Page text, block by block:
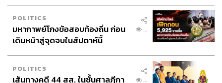
POLITICS
มหากาพย์โกงข้อสอบท้องถิ่น ก่อน
เดินหน้าสู่จุดจบในสัปดาห์นี้
...
POLITICS
เส้นทางคดี 44 สส. ในชั้นศาลฎีกา
...